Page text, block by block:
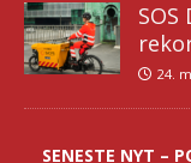
24.
SENESTE NYT –